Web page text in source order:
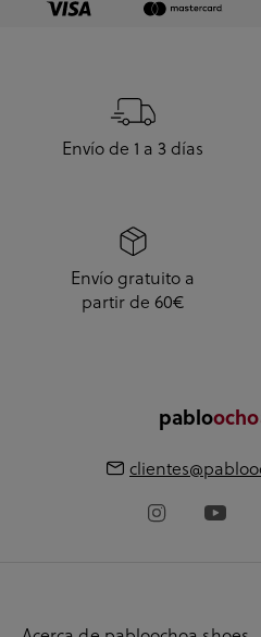
Envío de 1 a 3 días
Envío gratuito a
partir de 60€
pablo